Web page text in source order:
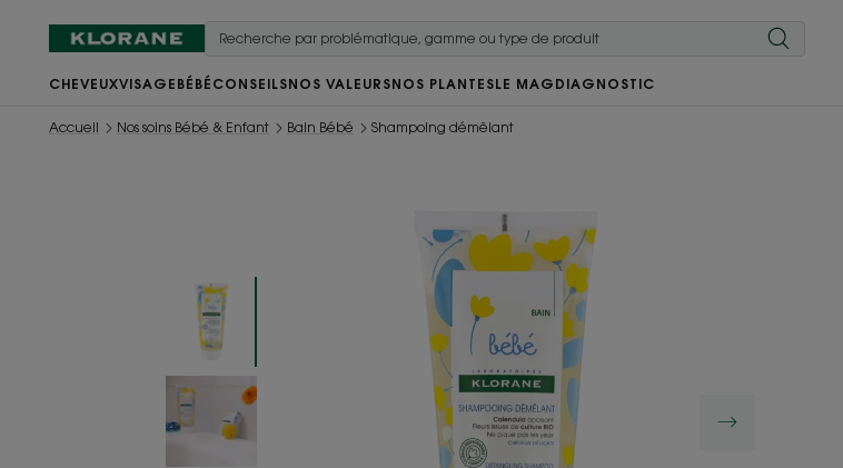
CHEVEUXVISAGE BÉBÉ CONSEILSNOS VALEURSNOS PLANTESLE MAG DIAGNOSTIC
Accueil Nos soins Bébé & Enfant Bain Bébé Shampoing démêlant